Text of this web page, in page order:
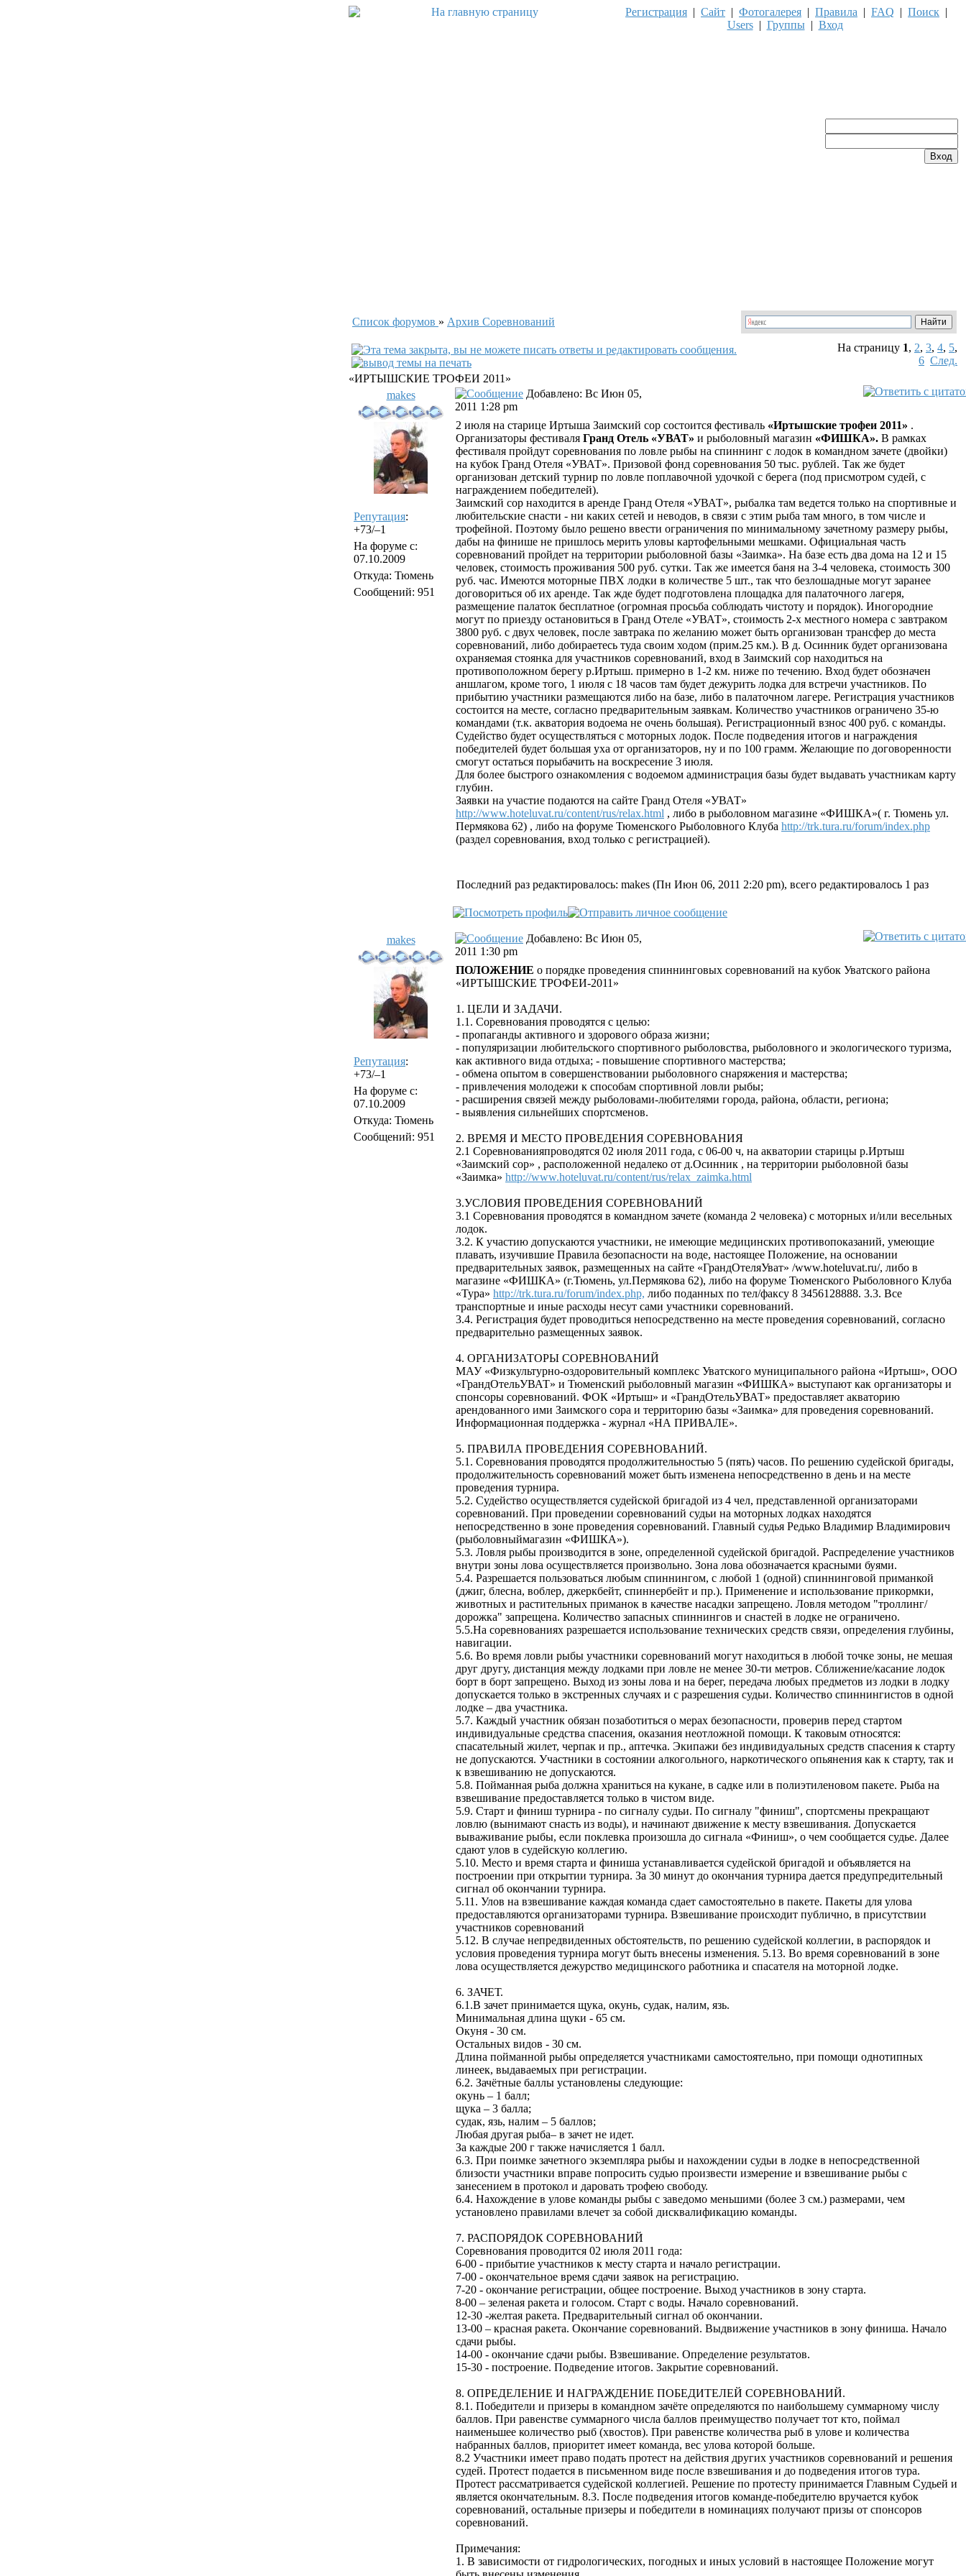
Регистрация | Сайт | Фотогалерея | Правила | FAQ | Поиск |
Users| Группы| Вход
Список форумов » Архив Соревнований
На страницу 1, 2, 3, 4, 5,
6 След.
«ИРТЫШСКИЕ ТРОФЕИ 2011»
makes
Репутация:
+73/–1
На форуме с:
07.10.2009
Откуда: Тюмень
Сообщений: 951
Добавлено: Вс Июн 05,
2011 1:28 pm
2 июля на старице Иртыша Заимский сор состоится фестиваль «Иртышские трофеи 2011» .
Организаторы фестиваля Гранд Отель «УВАТ» и рыболовный магазин «ФИШКА». В рамках
фестиваля пройдут соревнования по ловле рыбы на спиннинг с лодок в командном зачете (двойки)
на кубок Гранд Отеля «УВАТ». Призовой фонд соревнования 50 тыс. рублей. Так же будет
организован детский турнир по ловле поплавочной удочкой с берега (под присмотром судей, с
награждением победителей).
Заимский сор находится в аренде Гранд Отеля «УВАТ», рыбалка там ведется только на спортивные и
любительские снасти - ни каких сетей и неводов, в связи с этим рыба там много, в том числе и
трофейной. Поэтому было решено ввести ограничения по минимальному зачетному размеру рыбы,
дабы на финише не пришлось мерить уловы картофельными мешками. Официальная часть
соревнований пройдет на территории рыболовной базы «Заимка». На базе есть два дома на 12 и 15
человек, стоимость проживания 500 руб. сутки. Так же имеется баня на 3-4 человека, стоимость 300
руб. час. Имеются моторные ПВХ лодки в количестве 5 шт., так что безлошадные могут заранее
договориться об их аренде. Так жде будет подготовлена площадка для палаточного лагеря,
размещение палаток бесплатное (огромная просьба соблюдать чистоту и порядок). Иногородние
могут по приезду остановиться в Гранд Отеле «УВАТ», стоимость 2-х местного номера с завтраком
3800 руб. с двух человек, после завтрака по желанию может быть организован трансфер до места
соревнований, либо добираетесь туда своим ходом (прим.25 км.). В д. Осинник будет организована
охраняемая стоянка для участников соревнований, вход в Заимский сор находиться на
противоположном берегу р.Иртыш. примерно в 1-2 км. ниже по течению. Вход будет обозначен
аншлагом, кроме того, 1 июля с 18 часов там будет дежурить лодка для встречи участников. По
прибытию участники размещаются либо на базе, либо в палаточном лагере. Регистрация участников
состоится на месте, согласно предварительным заявкам. Количество участников ограничено 35-ю
командами (т.к. акватория водоема не очень большая). Регистрационный взнос 400 руб. с команды.
Судейство будет осуществляться с моторных лодок. После подведения итогов и награждения
победителей будет большая уха от организаторов, ну и по 100 грамм. Желающие по договоренности
смогут остаться порыбачить на воскресение 3 июля.
Для более быстрого ознакомления с водоемом администрация базы будет выдавать участникам карту
глубин.
Заявки на участие подаются на сайте Гранд Отеля «УВАТ»
http://www.hoteluvat.ru/content/rus/relax.html , либо в рыболовном магазине «ФИШКА»( г. Тюмень ул.
Пермякова 62) , либо на форуме Тюменского Рыболовного Клуба http://trk.tura.ru/forum/index.php
(раздел соревнования, вход только с регистрацией).
Последний раз редактировалось: makes (Пн Июн 06, 2011 2:20 pm), всего редактировалось 1 раз
makes
Репутация:
+73/–1
На форуме с:
07.10.2009
Откуда: Тюмень
Сообщений: 951
Добавлено: Вс Июн 05,
2011 1:30 pm
ПОЛОЖЕНИЕ о порядке проведения спиннинговых соревнований на кубок Уватского района
«ИРТЫШСКИЕ ТРОФЕИ-2011»
1. ЦЕЛИ И ЗАДАЧИ.
1.1. Соревнования проводятся с целью:
- пропаганды активного и здорового образа жизни;
- популяризации любительского спортивного рыболовства, рыболовного и экологического туризма,
как активного вида отдыха; - повышение спортивного мастерства;
- обмена опытом в совершенствовании рыболовного снаряжения и мастерства;
- привлечения молодежи к способам спортивной ловли рыбы;
- расширения связей между рыболовами-любителями города, района, области, региона;
- выявления сильнейших спортсменов.
2. ВРЕМЯ И МЕСТО ПРОВЕДЕНИЯ СОРЕВНОВАНИЯ
2.1 Соревнованияпроводятся 02 июля 2011 года, с 06-00 ч, на акватории старицы р.Иртыш
«Заимский сор» , расположенной недалеко от д.Осинник , на территории рыболовной базы
«Заимка» http://www.hoteluvat.ru/content/rus/relax_zaimka.html
3.УСЛОВИЯ ПРОВЕДЕНИЯ СОРЕВНОВАНИЙ
3.1 Соревнования проводятся в командном зачете (команда 2 человека) с моторных и/или весельных
лодок.
3.2. К участию допускаются участники, не имеющие медицинских противопоказаний, умеющие
плавать, изучившие Правила безопасности на воде, настоящее Положение, на основании
предварительных заявок, размещенных на сайте «ГрандОтеляУват» /www.hoteluvat.ru/, либо в
магазине «ФИШКА» (г.Тюмень, ул.Пермякова 62), либо на форуме Тюменского Рыболовного Клуба
«Тура» http://trk.tura.ru/forum/index.php, либо поданных по тел/факсу 8 3456128888. 3.3. Все
транспортные и иные расходы несут сами участники соревнований.
3.4. Регистрация будет проводиться непосредственно на месте проведения соревнований, согласно
предварительно размещенных заявок.
4. ОРГАНИЗАТОРЫ СОРЕВНОВАНИЙ
МАУ «Физкультурно-оздоровительный комплекс Уватского муниципального района «Иртыш», ООО
«ГрандОтельУВАТ» и Тюменский рыболовный магазин «ФИШКА» выступают как организаторы и
спонсоры соревнований. ФОК «Иртыш» и «ГрандОтельУВАТ» предоставляет акваторию
арендованного ими Заимского сора и территорию базы «Заимка» для проведения соревнований.
Информационная поддержка - журнал «НА ПРИВАЛЕ».
5. ПРАВИЛА ПРОВЕДЕНИЯ СОРЕВНОВАНИЙ.
5.1. Соревнования проводятся продолжительностью 5 (пять) часов. По решению судейской бригады,
продолжительность соревнований может быть изменена непосредственно в день и на месте
проведения турнира.
5.2. Судейство осуществляется судейской бригадой из 4 чел, представленной организаторами
соревнований. При проведении соревнований судьи на моторных лодках находятся
непосредственно в зоне проведения соревнований. Главный судья Редько Владимир Владимирович
(рыболовныймагазин «ФИШКА»).
5.3. Ловля рыбы производится в зоне, определенной судейской бригадой. Распределение участников
внутри зоны лова осуществляется произвольно. Зона лова обозначается красными буями.
5.4. Разрешается пользоваться любым спиннингом, с любой 1 (одной) спиннинговой приманкой
(джиг, блесна, воблер, джеркбейт, спиннербейт и пр.). Применение и использование прикормки,
животных и растительных приманок в качестве насадки запрещено. Ловля методом "троллинг/
дорожка" запрещена. Количество запасных спиннингов и снастей в лодке не ограничено.
5.5.На соревнованиях разрешается использование технических средств связи, определения глубины,
навигации.
5.6. Во время ловли рыбы участники соревнований могут находиться в любой точке зоны, не мешая
друг другу, дистанция между лодками при ловле не менее 30-ти метров. Сближение/касание лодок
борт в борт запрещено. Выход из зоны лова и на берег, передача любых предметов из лодки в лодку
допускается только в экстренных случаях и с разрешения судьи. Количество спиннингистов в одной
лодке – два участника.
5.7. Каждый участник обязан позаботиться о мерах безопасности, проверив перед стартом
индивидуальные средства спасения, оказания неотложной помощи. К таковым относятся:
спасательный жилет, черпак и пр., аптечка. Экипажи без индивидуальных средств спасения к старту
не допускаются. Участники в состоянии алкогольного, наркотического опьянения как к старту, так и
к взвешиванию не допускаются.
5.8. Пойманная рыба должна храниться на кукане, в садке или в полиэтиленовом пакете. Рыба на
взвешивание предоставляется только в чистом виде.
5.9. Старт и финиш турнира - по сигналу судьи. По сигналу "финиш", спортсмены прекращают
ловлю (вынимают снасть из воды), и начинают движение к месту взвешивания. Допускается
вываживание рыбы, если поклевка произошла до сигнала «Финиш», о чем сообщается судье. Далее
сдают улов в судейскую коллегию.
5.10. Место и время старта и финиша устанавливается судейской бригадой и объявляется на
построении при открытии турнира. За 30 минут до окончания турнира дается предупредительный
сигнал об окончании турнира.
5.11. Улов на взвешивание каждая команда сдает самостоятельно в пакете. Пакеты для улова
предоставляются организаторами турнира. Взвешивание происходит публично, в присутствии
участников соревнований
5.12. В случае непредвиденных обстоятельств, по решению судейской коллегии, в распорядок и
условия проведения турнира могут быть внесены изменения. 5.13. Во время соревнований в зоне
лова осуществляется дежурство медицинского работника и спасателя на моторной лодке.
6. ЗАЧЕТ.
6.1.В зачет принимается щука, окунь, судак, налим, язь.
Минимальная длина щуки - 65 см.
Окуня - 30 см.
Остальных видов - 30 см.
Длина пойманной рыбы определяется участниками самостоятельно, при помощи однотипных
линеек, выдаваемых при регистрации.
6.2. Зачётные баллы установлены следующие:
окунь – 1 балл;
щука – 3 балла;
судак, язь, налим – 5 баллов;
Любая другая рыба– в зачет не идет.
За каждые 200 г также начисляется 1 балл.
6.3. При поимке зачетного экземпляра рыбы и нахождении судьи в лодке в непосредственной
близости участники вправе попросить судью произвести измерение и взвешивание рыбы с
занесением в протокол и даровать трофею свободу.
6.4. Нахождение в улове команды рыбы с заведомо меньшими (более 3 см.) размерами, чем
установлено правилами влечет за собой дисквалификацию команды.
7. РАСПОРЯДОК СОРЕВНОВАНИЙ
Соревнования проводится 02 июля 2011 года:
6-00 - прибытие участников к месту старта и начало регистрации.
7-00 - окончательное время сдачи заявок на регистрацию.
7-20 - окончание регистрации, общее построение. Выход участников в зону старта.
8-00 – зеленая ракета и голосом. Старт с воды. Начало соревнований.
12-30 -желтая ракета. Предварительный сигнал об окончании.
13-00 – красная ракета. Окончание соревнований. Выдвижение участников в зону финиша. Начало
сдачи рыбы.
14-00 - окончание сдачи рыбы. Взвешивание. Определение результатов.
15-30 - построение. Подведение итогов. Закрытие соревнований.
8. ОПРЕДЕЛЕНИЕ И НАГРАЖДЕНИЕ ПОБЕДИТЕЛЕЙ СОРЕВНОВАНИЙ.
8.1. Победители и призеры в командном зачёте определяются по наибольшему суммарному числу
баллов. При равенстве суммарного числа баллов преимущество получает тот кто, поймал
наименьшее количество рыб (хвостов). При равенстве количества рыб в улове и количества
набранных баллов, приоритет имеет команда, вес улова которой больше.
8.2 Участники имеет право подать протест на действия других участников соревнований и решения
судей. Протест подается в письменном виде после взвешивания и до подведения итогов тура.
Протест рассматривается судейской коллегией. Решение по протесту принимается Главным Судьей и
является окончательным. 8.3. После подведения итогов команде-победителю вручается кубок
соревнований, остальные призеры и победители в номинациях получают призы от спонсоров
соревнований.
Примечания:
1. В зависимости от гидрологических, погодных и иных условий в настоящее Положение могут